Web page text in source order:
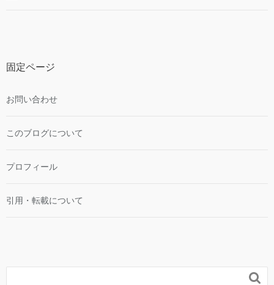
固定ページ
お問い合わせ
このブログについて
プロフィール
引用・転載について
